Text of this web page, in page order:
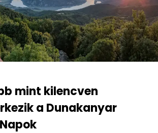
mint kilencven
a Dunakanyar